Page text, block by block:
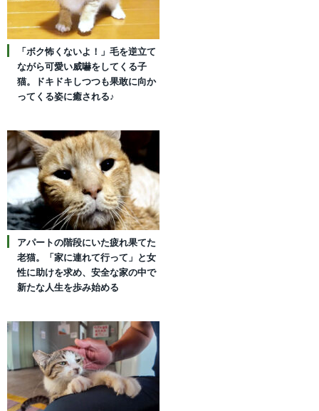
「ボク怖くないよ！」毛を逆立て
ながら可愛い威嚇をしてくる子
猫。ドキドキしつつも果敢に向か
ってくる姿に癒される♪
アパートの階段にいた疲れ果てた
老猫。「家に連れて行って」と女
性に助けを求め、安全な家の中で
新たな人生を歩み始める